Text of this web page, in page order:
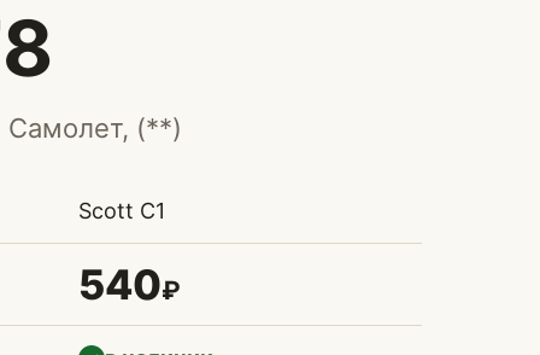
Самолет, (**)
Scott C1
540₽